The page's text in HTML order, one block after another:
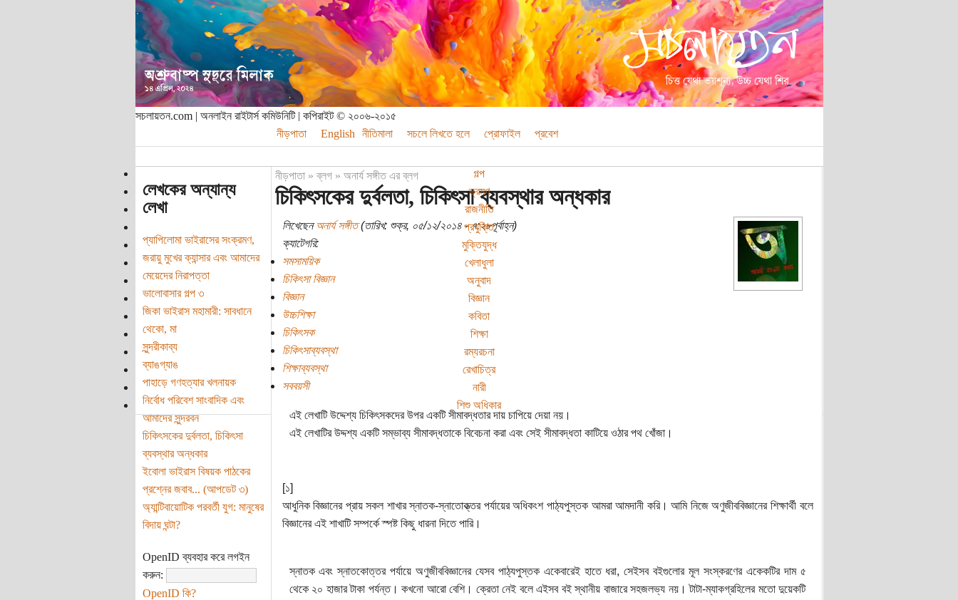
সচলায়তন.com | অনলাইন রাইটার্স কমিউনিটি | কপিরাইট © ২০০৬-২০১৫
নীড়পাতা
English নীতিমালা সচলে লিখতে হলে প্রোফাইল প্রবেশ
গল্প
ভ্রমণ
রাজনীতি
প্রযুক্তি
মুক্তিযুদ্ধ
খেলাধুলা
অনুবাদ
বিজ্ঞান
কবিতা
শিক্ষা
রম্যরচনা
রেখাচিত্র
নারী
শিশু অধিকার
লেখকের অন্যান্য
লেখা
প্যাপিলোমা ভাইরাসের সংক্রমণ,
জরায়ু মুখের ক্যান্সার এবং আমাদের
মেয়েদের নিরাপত্তা
ভালোবাসার গল্প ৩
জিকা ভাইরাস মহামারী: সাবধানে
থেকো, মা
সুন্দরীকাব্য
ব্যাঙগ্যাঙ
পাহাড়ে গণহত্যার খলনায়ক
নির্বোধ পরিবেশ সাংবাদিক এবং
আমাদের সুন্দরবন
চিকিৎসকের দুর্বলতা, চিকিৎসা
ব্যবস্থার অন্ধকার
ইবোলা ভাইরাস বিষয়ক পাঠকের
প্রশ্নের জবাব... (‌আপডেট ৩)
অ্যান্টিবায়োটিক পরবর্তী যুগ: মানুষের
বিদায় ঘন্টা?
OpenID ব্যবহার করে লগইন
করুন:
OpenID কি?
নীড়পাতা»ব্লগ» অনার্য সঙ্গীত এর ব্লগ
চিকিৎসকের দুর্বলতা, চিকিৎসা ব্যবস্থার অন্ধকার
লিখেছেনঅনার্য সঙ্গীত(তারিখ: শুক্র, ০৫/১২/২০১৪ - ৭:২৮পূর্বাহ্ন)
ক্যাটেগরি:
সমসাময়িক
চিকিৎসা বিজ্ঞান
বিজ্ঞান
উচ্চশিক্ষা
চিকিৎসক
চিকিৎসাব্যবস্থা
শিক্ষাব্যবস্থা
সববয়সী
এই লেখাটি উদ্দেশ্য চিকিৎসকদের উপর একটি সীমাবদ্ধতার দায় চাপিয়ে দেয়া নয়।
এই লেখাটির উদ্দশ্য একটি সম্ভাব্য সীমাবদ্ধতাকে বিবেচনা করা এবং সেই সীমাবদ্ধতা কাটিয়ে ওঠার পথ খোঁজা।
[১]
আধুনিক বিজ্ঞানের প্রায় সকল শাখার স্নাতক-স্নাতোক্ত্তর পর্যায়ের অধিকংশ পাঠ্যপুস্তক আমরা আমদানী করি। আমি নিজে অণুজীববিজ্ঞানের শিক্ষার্থী বলে
বিজ্ঞানের এই শাখাটি সম্পর্কে স্পষ্ট কিছু ধারনা দিতে পারি।
স্নাতক এবং স্নাতকোত্তর পর্যায়ে অণুজীববিজ্ঞানের যেসব পাঠ্যপুস্তক একেবারেই হাতে ধরা, সেইসব বইগুলোর মূল সংস্করণের একেকটির দাম ৫
থেকে ২০ হাজার টাকা পর্যন্ত। কখনো আরো বেশি। ক্রেতা নেই বলে এইসব বই স্থানীয় বাজারে সহজলভ্য নয়। টাটা-ম্যাকগ্রহিলের মতো দুয়েকটি